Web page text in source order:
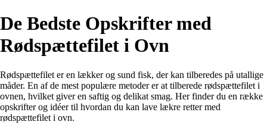
De Bedste Opskrifter med
Rødspættefilet i Ovn
Rødspættefilet er en lækker og sund fisk, der kan tilberedes på utallige
måder. En af de mest populære metoder er at tilberede rødspættefilet i
ovnen, hvilket giver en saftig og delikat smag. Her finder du en række
opskrifter og idéer til hvordan du kan lave lækre retter med
rødspættefilet i ovn.